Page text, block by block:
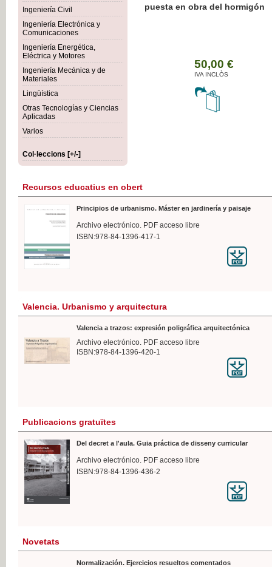
Ingeniería Civil
Ingeniería Electrónica y
Comunicaciones
Ingeniería Energética,
Eléctrica y Motores
Ingeniería Mecánica y de
Materiales
Lingüística
Otras Tecnologías y Ciencias
Aplicadas
Varios
Col·leccions [+/-]
Botánica Agroalimentaria
Recursos educatius en obert
Principios de urbanismo. Máster en jardinería y paisaje
Archivo electrónico. PDF acceso libre
ISBN:978-84-1396-417-1
Valencia. Urbanismo y arquitectura
Valencia a trazos: expresión poligráfica arquitectónica
Archivo electrónico. PDF acceso libre
ISBN:978-84-1396-420-1
Publicacions gratuïtes
Del decret a l'aula. Guia práctica de disseny curricular
Archivo electrónico. PDF acceso libre
ISBN:978-84-1396-436-2
Novetats
Normalización. Ejercicios resueltos comentados